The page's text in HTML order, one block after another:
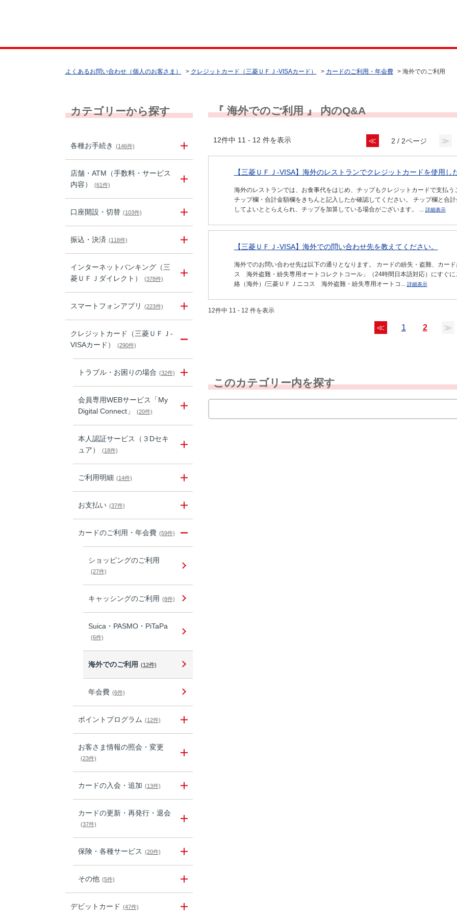
よくあるお問い合わせ（個人のお客さま） > クレジットカード（三菱ＵＦＪ-VISAカード） > カードのご利用・年会費 > 海外でのご利用
カテゴリーから探す
各種お手続き (146件)
店舗・ATM（手数料・サービス
内容）
(61件)
口座開設・切替 (103件)
振込・決済 (118件)
インターネットバンキング（三
菱ＵＦＪダイレクト）
(378件)
スマートフォンアプリ (223件)
クレジットカード（三菱ＵＦＪ-
VISAカード）
(290件)
トラブル・お困りの場合 (32件)
会員専用WEBサービス「My
Digital Connect」
(20件)
本人認証サービス（３Dセキ
ュア）
(18件)
ご利用明細 (14件)
お支払い (37件)
カードのご利用・年会費 (59件)
ショッピングのご利用
(27件)
キャッシングのご利用 (8件)
Suica・PASMO・PiTaPa
(6件)
海外でのご利用 (12件)
年会費 (6件)
ポイントプログラム (12件)
お客さま情報の照会・変更
(23件)
カードの入会・追加 (13件)
カードの更新・再発行・退会
(37件)
保険・各種サービス (20件)
その他 (5件)
デビットカード (47件)
『 海外でのご利用 』 内のQ&A
12件中 11 - 12 件を表示 ≪ 2 / 2ページ ≫
【三菱ＵＦＪ-VISA】海外のレストランでクレジットカードを使用し
海外のレストランでは、お食事代をはじめ、チップもクレジットカードで支払う
チップ欄・合計金額欄をきちんと記入したか確認してください。 チップ欄と合
してよいととらえられ、チップを加算している場合がございます。 ... 詳細表示
【三菱ＵＦＪ-VISA】海外での問い合わせ先を教えてください。
海外でのお問い合わせ先は以下の通りとなります。 カードの紛失・盗難、カー
ス 海外盗難・紛失専用オートコレクトコール」（24時間日本語対応）にすぐ
絡（海外）/三菱ＵＦＪニコス 海外盗難・紛失専用オートコ... 詳細表示
12件中 11 - 12 件を表示
≪ 1 2 ≫
このカテゴリー内を探す